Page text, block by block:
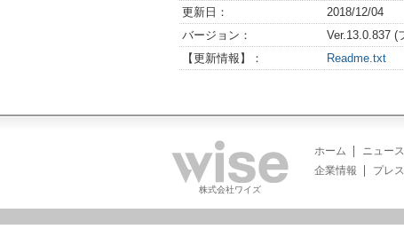
更新日：
2018/12/04
バージョン：
Ver.13.0.837 (
【更新情報】：
Readme.txt
株式会社ワイズ
ホーム ニュー
企業情報
プレ